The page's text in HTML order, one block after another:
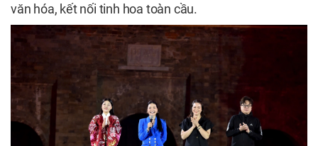
văn hóa, kết nối tinh hoa toàn cầu.